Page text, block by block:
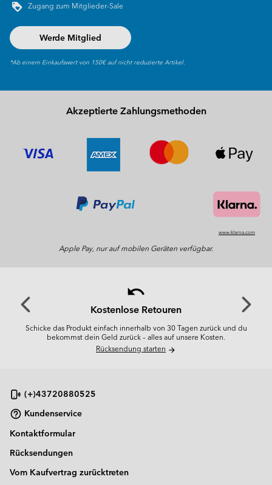
Zugang zum Mitglieder-Sale
Werde Mitglied
*Ab einem Einkaufswert von 150€ auf nicht reduzierte Artikel.
Akzeptierte Zahlungsmethoden
www.klarna.com
Apple Pay, nur auf mobilen Geräten verfügbar.
Previous
Slide
Next
Slide
undo
Kostenlose Retouren
Schicke das Produkt einfach innerhalb von 30 Tagen zurück und du
bekommst dein Geld zurück – alles auf unsere Kosten.
Rücksendung starten arrow_forward
(+)43720880525
Kundenservice
Kontaktformular
Rücksendungen
Vom Kaufvertrag zurücktreten